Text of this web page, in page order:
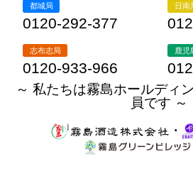
都城局
0120-292-377
日南
志布志局
0120-933-966
鹿児
～ 私たちは霧島ホールディ
員です ～
・